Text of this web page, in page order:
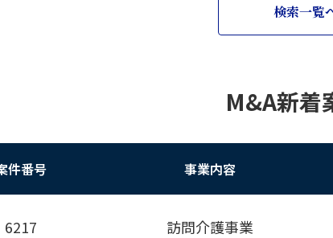
検索一覧
M&A新着
件番号 事業内容
6217 訪問介護事業